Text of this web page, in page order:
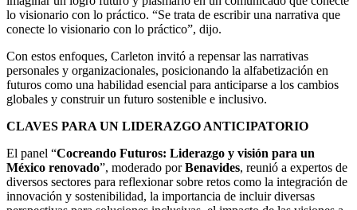
lo visionario con lo práctico. “Se trata de escribir una narrativa que
conecte lo visionario con lo práctico”, dijo.
Con estos enfoques, Carleton invitó a repensar las narrativas
personales y organizacionales, posicionando la alfabetización en
futuros como una habilidad esencial para anticiparse a los cambios
globales y construir un futuro sostenible e inclusivo.
CLAVES PARA UN LIDERAZGO ANTICIPATORIO
El panel “Cocreando Futuros: Liderazgo y visión para un
México renovado”, moderado porBenavides, reunió a expertos de
diversos sectores para reflexionar sobre retos como la integración de
innovación y sostenibilidad, la importancia de incluir diversas